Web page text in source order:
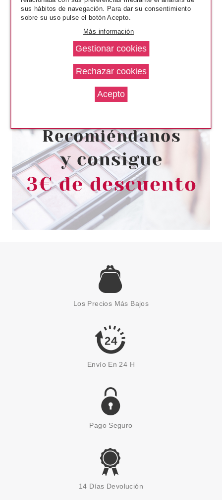
ESSENCE
ESSENCE SKIN TINT CREMA
HIDRATANTE CON COLOR 40
-18% 4.11€
ESSENCE
ESSENCE THE GAME EDIT
BÁLSAMO PARA MEJILLAS
EFECTO PH
3.15€
ESSENCE
ESSENCE UP POLVOS
COMPACTOS CORRECTORES
Los Precios Más Bajos
Envío En 24 H
Pago Seguro
14 Días Devolución
sus hábitos de navegación. Para dar su consentimiento
sobre su uso pulse el botón Acepto.
Más información